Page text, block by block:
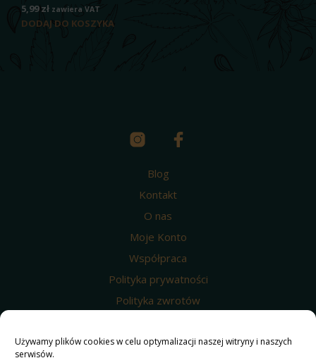
Używamy plików cookies w celu optymalizacji naszej witryny i naszych
serwisów.
5,99zł zawiera VAT
DODAJ DO KOSZYKA
Blog
Kontakt
O nas
Moje Konto
Współpraca
Polityka prywatności
Polityka zwrotów
Regulamin